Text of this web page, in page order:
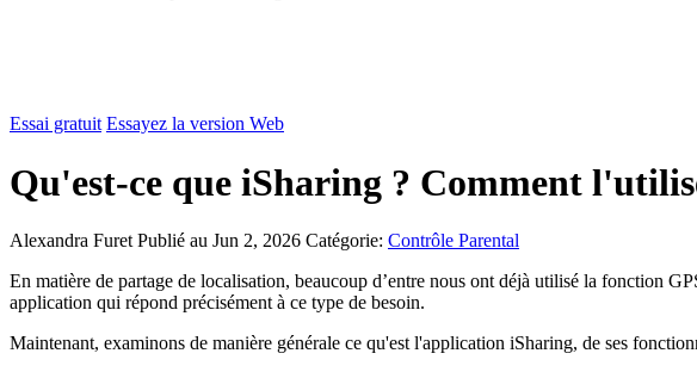
Essai gratuit Essayez la version Web
Qu'est-ce que iSharing ? Comment
Alexandra Furet Publié au Jun 2, 2026 Catégorie: Contrôle Parental
En matière de partage de localisation, beaucoup d’entre nous ont déjà utilisé la fonction
application qui répond précisément à ce type de besoin.
Maintenant, examinons de manière générale ce qu'est l'application iSharing, de ses